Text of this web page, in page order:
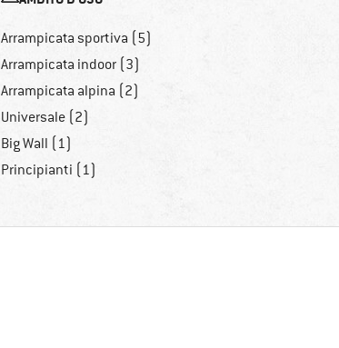
Arrampicata sportiva (5)
Arrampicata indoor (3)
Arrampicata alpina (2)
Universale (2)
Big Wall (1)
Principianti (1)